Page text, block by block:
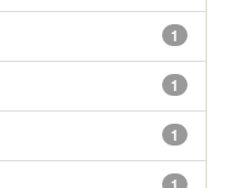
1
1
1